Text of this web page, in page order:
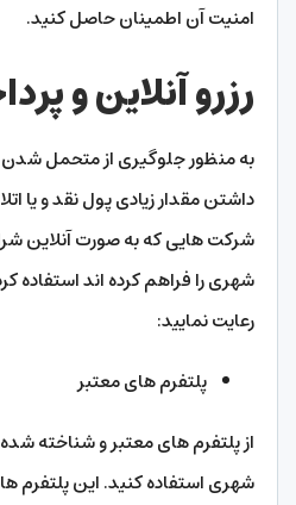
امنیت آن اطمینان حاصل کنید.
رزرو آنلاین و
به منظور جلوگیری از متحمل شدن
داشتن مقدار زیادی پول نقد و یا
شرکت هایی که به صورت آنلاین
شهری را فراهم کرده اند استفاده
رعایت نمایید:
پلتفرم ‌های معتبر
از پلتفرم ‌های معتبر و شناخته
شهری استفاده کنید. این پلتفرم‌